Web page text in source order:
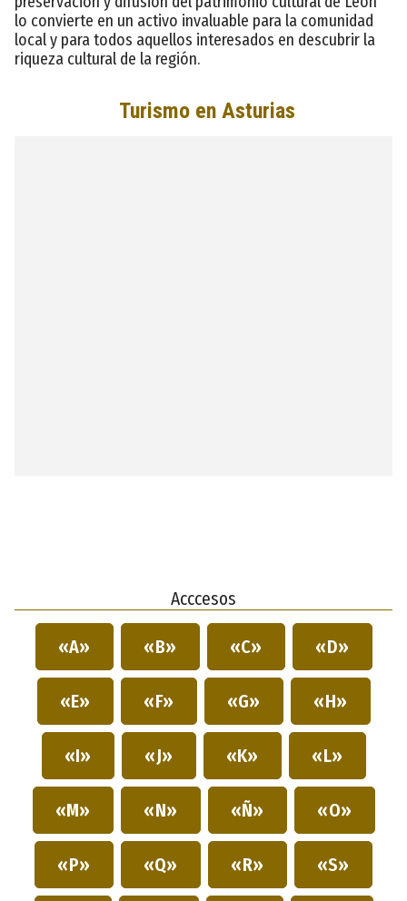
lo convierte en un activo invaluable para la comunidad
local y para todos aquellos interesados en descubrir la
riqueza cultural de la región.
Acccesos
«A» «B» «C» «D»
«E» «F» «G» «H»
«I» «J» «K» «L»
«M» «N» «Ñ» «O»
«P» «Q» «R» «S»